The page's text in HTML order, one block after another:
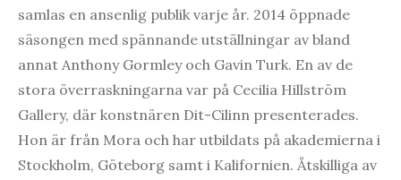
samlas en ansenlig publik varje år. 2014 öppnade
säsongen med spännande utställningar av bland
annat Anthony Gormley och Gavin Turk. En av de
stora överraskningarna var på Cecilia Hillström
Gallery, där konstnären Dit-Cilinn presenterades.
Hon är från Mora och har utbildats på akademierna i
Stockholm, Göteborg samt i Kalifornien. Åtskilliga av